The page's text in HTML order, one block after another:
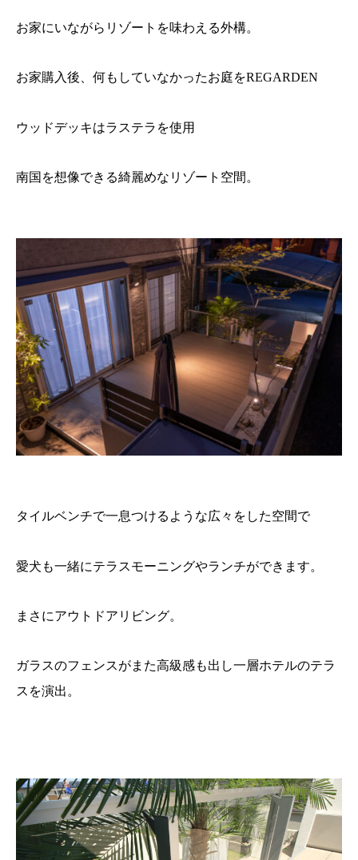
お家にいながらリゾートを味わえる外構。
お家購入後、何もしていなかったお庭をREGARDEN
ウッドデッキはラステラを使用
南国を想像できる綺麗めなリゾート空間。
タイルベンチで一息つけるような広々をした空間で
愛犬も一緒にテラスモーニングやランチができます。
まさにアウトドアリビング。
ガラスのフェンスがまた高級感も出し一層ホテルのテラ
スを演出。